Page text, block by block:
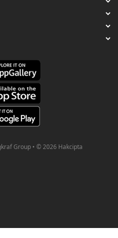
Group • © 2026 Hakcipta